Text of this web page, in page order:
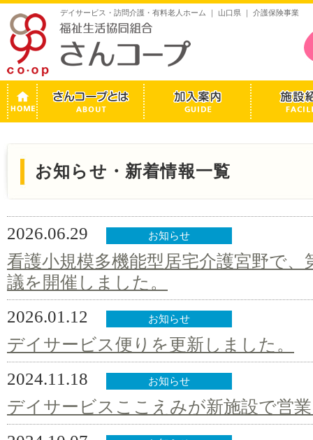
デイサービス・訪問介護・有料老人ホーム ｜ 山口県 ｜ 介護保険事業
お知らせ・新着情報一覧
2026.06.29 お知らせ
看護小規模多機能型居宅介護宮野で、
議を開催しました。
2026.01.12
お知らせ
デイサービス便りを更新しました。
2024.11.18
お知らせ
デイサービスここえみが新施設で営